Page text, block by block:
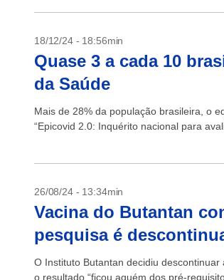
18/12/24 - 18:56min
Quase 3 a cada 10
da Saúde
Mais de 28% da população brasileira, o
“Epicovid 2.0: Inquérito nacional para
26/08/24 - 13:34min
Vacina do Butantan
pesquisa é
O Instituto Butantan decidiu
o resultado “ficou aquém dos pré-